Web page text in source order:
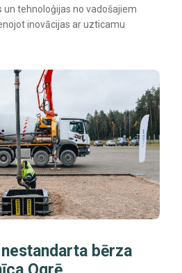
tehnoloģijas no vadošajiem
inovācijas ar uzticamu
bērza